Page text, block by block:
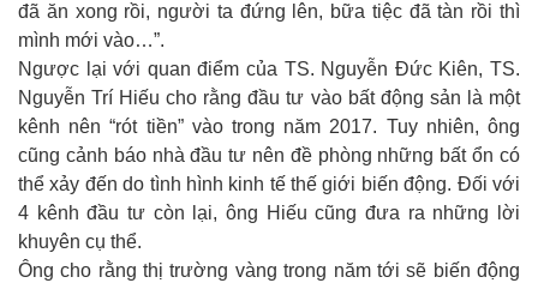
đã ăn xong rồi, người ta đứng lên, bữa tiệc đã tàn rồi thì
mình mới vào…”.
Ngược lại với quan điểm của TS. Nguyễn Đức Kiên, TS.
Nguyễn Trí Hiếu cho rằng đầu tư vào bất động sản là một
kênh nên “rót tiền” vào trong năm 2017. Tuy nhiên, ông
cũng cảnh báo nhà đầu tư nên đề phòng những bất ổn có
thể xảy đến do tình hình kinh tế thế giới biến động. Đối với
4 kênh đầu tư còn lại, ông Hiếu cũng đưa ra những lời
khuyên cụ thể.
Ông cho rằng thị trường vàng trong năm tới sẽ biến động